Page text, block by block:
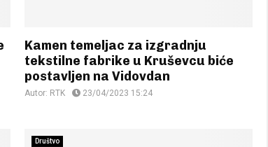
Kamen temeljac za izgradnju
tekstilne fabrike u Kruševcu biće
postavljen na Vidovdan
Autor: RTK 23/04/2023 15:24
Društvo